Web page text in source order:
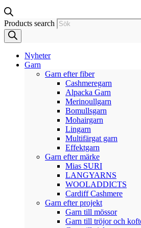
Products search
Nyheter
Garn
Garn efter fiber
Cashmeregarn
Alpacka Garn
Merinoullgarn
Bomullsgarn
Mohairgarn
Lingarn
Multifärgat garn
Effektgarn
Garn efter märke
Mias SURI
LANGYARNS
WOOLADDICTS
Cardiff Cashmere
Garn efter projekt
Garn till mössor
Garn till tröjor och